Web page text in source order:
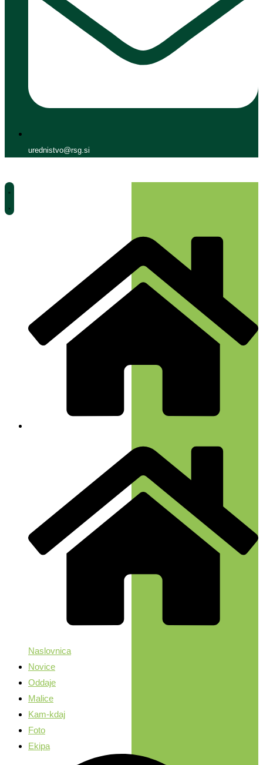
urednistvo@rsg.si
Naslovnica
Novice
Oddaje
Malice
Kam-kdaj
Foto
Ekipa